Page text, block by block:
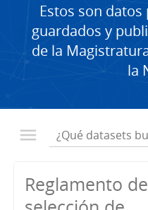
Estos son
guardados y
de la
la
Reglamento de